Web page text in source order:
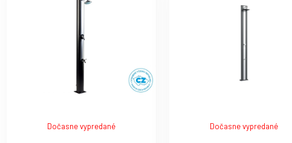
Dočasne vypredané Dočasne vypredané